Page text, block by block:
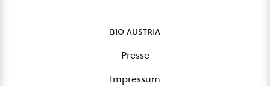
bio austria
Presse
Impressum